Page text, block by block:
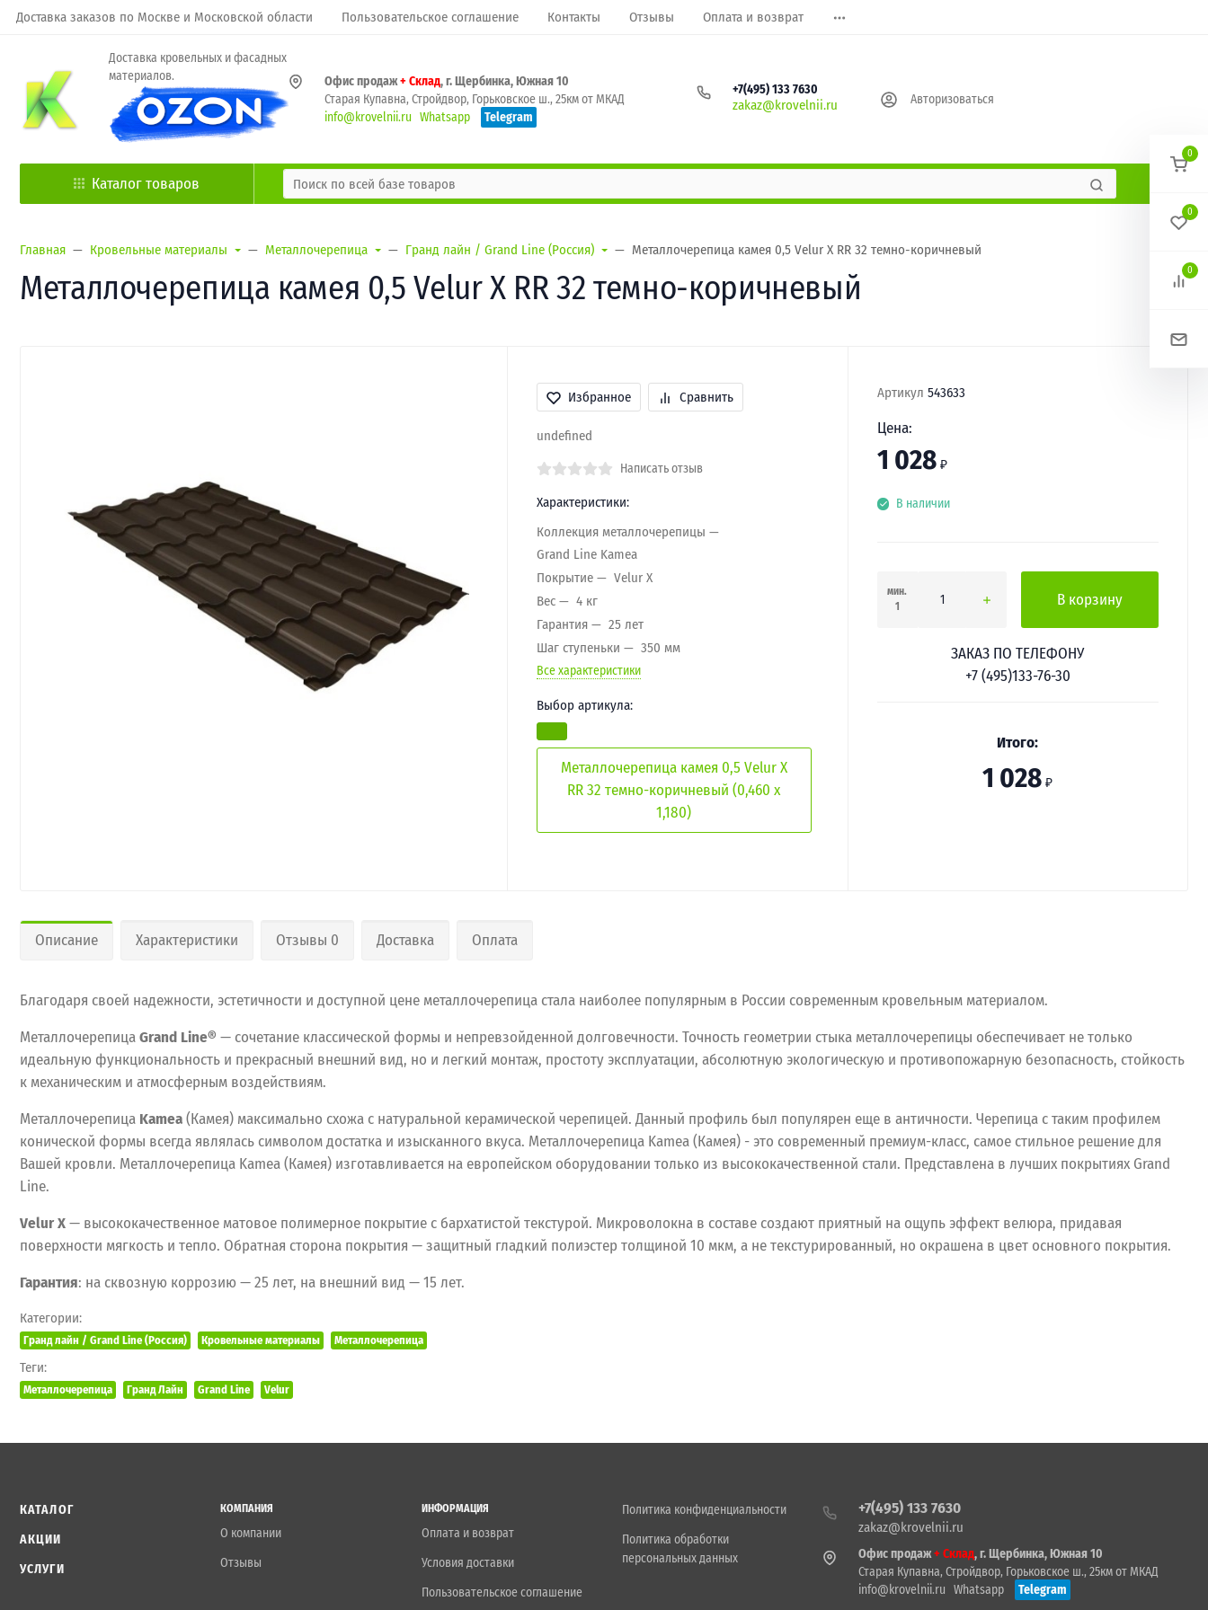
Доставка заказов по Москве и Московской области Пользовательское соглашение Контакты Отзывы Оплата и возврат
Доставка кровельных и фасадных
материалов.
Офис продаж+ Склад, г. Щербинка, Южная 10
Старая Купавна, Стройдвор, Горьковское ш., 25км от МКАД
info@krovelnii.ru Whatsapp Telegram
+7(495) 133 7630
zakaz@krovelnii.ru Авторизоваться
Каталог товаров
Главная Кровельные материалы Металлочерепица Гранд лайн / Grand Line (Россия) Металлочерепица камея 0,5 Velur X RR 32 темно-коричневый
Металлочерепица камея 0,5 Velur X RR 32 темно-коричневый
Избранное Сравнить
undefined
Написать отзыв
Характеристики:
Коллекция металлочерепицы
Grand Line Kamea
Покрытие
Velur X
Вес
4 кг
Гарантия
25 лет
Шаг ступеньки
350 мм
Все характеристики
Выбор артикула:
Металлочерепица камея 0,5 Velur X
RR 32 темно-коричневый (0,460 х
1,180)
Артикул 543633
Цена:
1 028 ₽
В наличии
мин.
1
В корзину
ЗАКАЗ ПО ТЕЛЕФОНУ
+7 (495)133-76-30
Итого:
1 028 ₽
Описание Характеристики Отзывы 0 Доставка Оплата
Благодаря своей надежности, эстетичности и доступной цене металлочерепица стала наиболее популярным в России современным кровельным материалом.
МеталлочерепицаGrand Line® — сочетание классической формы и непревзойденной долговечности. Точность геометрии стыка металлочерепицы обеспечивает не только
идеальную функциональность и прекрасный внешний вид, но и легкий монтаж, простоту эксплуатации, абсолютную экологическую и противопожарную безопасность, стойкость
к механическим и атмосферным воздействиям.
Металлочерепица Kamea(Камея) максимально схожа с натуральной керамической черепицей. Данный профиль был популярен еще в античности. Черепица с таким профилем
конической формы всегда являлась символом достатка и изысканного вкуса. Металлочерепица Kamea (Камея) - это современный премиум-класс, самое стильное решение для
Вашей кровли. Металлочерепица Kamea (Камея) изготавливается на европейском оборудовании только из высококачественной стали. Представлена в лучших покрытиях Grand
Line.
Velur X— высококачественное матовое полимерное покрытие с бархатистой текстурой. Микроволокна в составе создают приятный на ощупь эффект велюра, придавая
поверхности мягкость и тепло. Обратная сторона покрытия — защитный гладкий полиэстер толщиной 10 мкм, а не текстурированный, но окрашена в цвет основного покрытия.
Гарантия: на сквозную коррозию — 25 лет, на внешний вид — 15 лет.
Категории:
Гранд лайн / Grand Line (Россия) Кровельные материалы Металлочерепица
Теги:
Металлочерепица Гранд Лайн Grand Line Velur
КАТАЛОГ
АКЦИИ
УСЛУГИ
КОМПАНИЯ
О компании
Отзывы
ИНФОРМАЦИЯ
Оплата и возврат
Условия доставки
Пользовательское соглашение
Политика конфиденциальности
Политика обработки
персональных данных
+7(495) 133 7630
zakaz@krovelnii.ru
Офис продаж+ Склад, г. Щербинка, Южная 10
Старая Купавна, Стройдвор, Горьковское ш., 25км от МКАД
info@krovelnii.ru
Whatsapp Telegram
0
0
0